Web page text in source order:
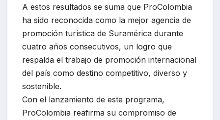
A estos resultados se suma que ProColombia
ha sido reconocida como la mejor agencia de
promoción turística de Suramérica durante
cuatro años consecutivos, un logro que
respalda el trabajo de promoción internacional
del país como destino competitivo, diverso y
sostenible.
Con el lanzamiento de este programa,
ProColombia reafirma su compromiso de